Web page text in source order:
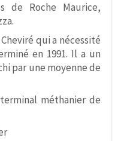
de Roche Maurice,
qui a nécessité
en 1991. Il a un
par une moyenne de
méthanier de